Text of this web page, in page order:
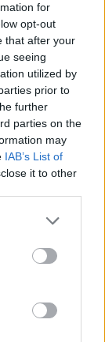
for
opt-out
that after your
seeing
utilized by
prior to
further
parties on the
may
IAB’s List of
it to other